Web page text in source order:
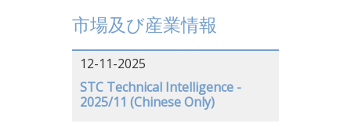
市場及び産業情報
12-11-2025
STC Technical Intelligence -
2025/11 (Chinese Only)